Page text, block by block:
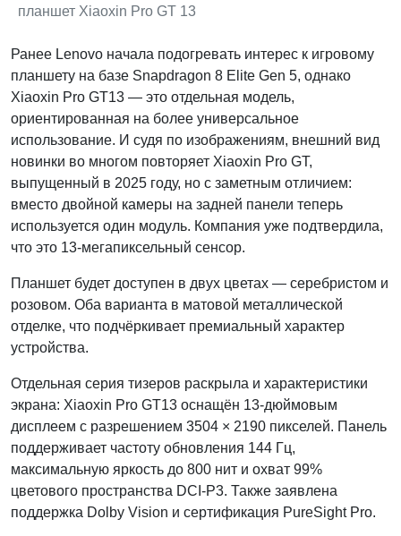
планшет Xiaoxin Pro GT 13
Ранее Lenovo начала подогревать интерес к игровому
планшету на базе Snapdragon 8 Elite Gen 5, однако
Xiaoxin Pro GT13 — это отдельная модель,
ориентированная на более универсальное
использование. И судя по изображениям, внешний вид
новинки во многом повторяет Xiaoxin Pro GT,
выпущенный в 2025 году, но с заметным отличием:
вместо двойной камеры на задней панели теперь
используется один модуль. Компания уже подтвердила,
что это 13-мегапиксельный сенсор.
Планшет будет доступен в двух цветах — серебристом и
розовом. Оба варианта в матовой металлической
отделке, что подчёркивает премиальный характер
устройства.
Отдельная серия тизеров раскрыла и характеристики
экрана: Xiaoxin Pro GT13 оснащён 13-дюймовым
дисплеем с разрешением 3504 × 2190 пикселей. Панель
поддерживает частоту обновления 144 Гц,
максимальную яркость до 800 нит и охват 99%
цветового пространства DCI-P3. Также заявлена
поддержка Dolby Vision и сертификация PureSight Pro.